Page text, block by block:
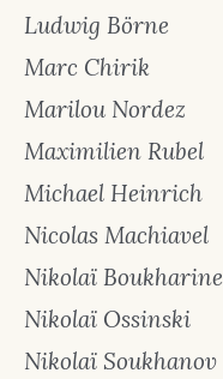
Ludwig Börne
Marc Chirik
Marilou Nordez
Maximilien Rubel
Michael Heinrich
Nicolas Machiavel
Nikolaï Boukharine
Nikolaï Ossinski
Nikolaï Soukhanov